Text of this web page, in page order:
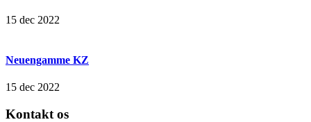
15 dec 2022
Neuengamme KZ
15 dec 2022
Kontakt os